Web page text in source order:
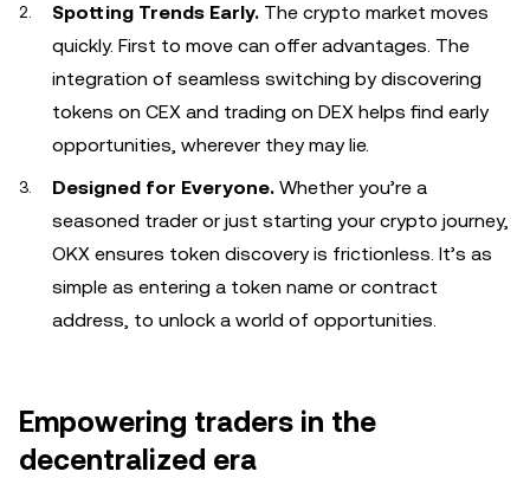
Spotting Trends Early. The crypto market moves
quickly. First to move can offer advantages. The
integration of seamless switching by discovering
tokens on CEX and trading on DEX helps find early
opportunities, wherever they may lie.
Designed for Everyone. Whether you’re a
seasoned trader or just starting your crypto journey,
OKX ensures token discovery is frictionless. It’s as
simple as entering a token name or contract
address, to unlock a world of opportunities.
Empowering traders in the
decentralized era